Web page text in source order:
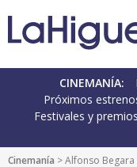
CINEMANÍA:
Próximos
Festivales y premios
Cinemanía > Alfonso Begara